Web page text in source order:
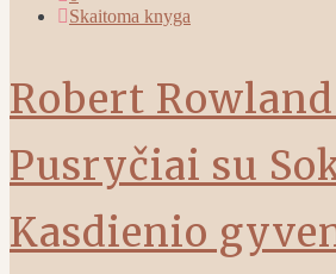
Skaitoma knyga
Robert
Pusryčiai su
Kasdienio